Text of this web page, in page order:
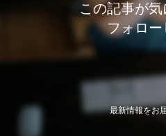
この記事が
フォロー
最新情報をお